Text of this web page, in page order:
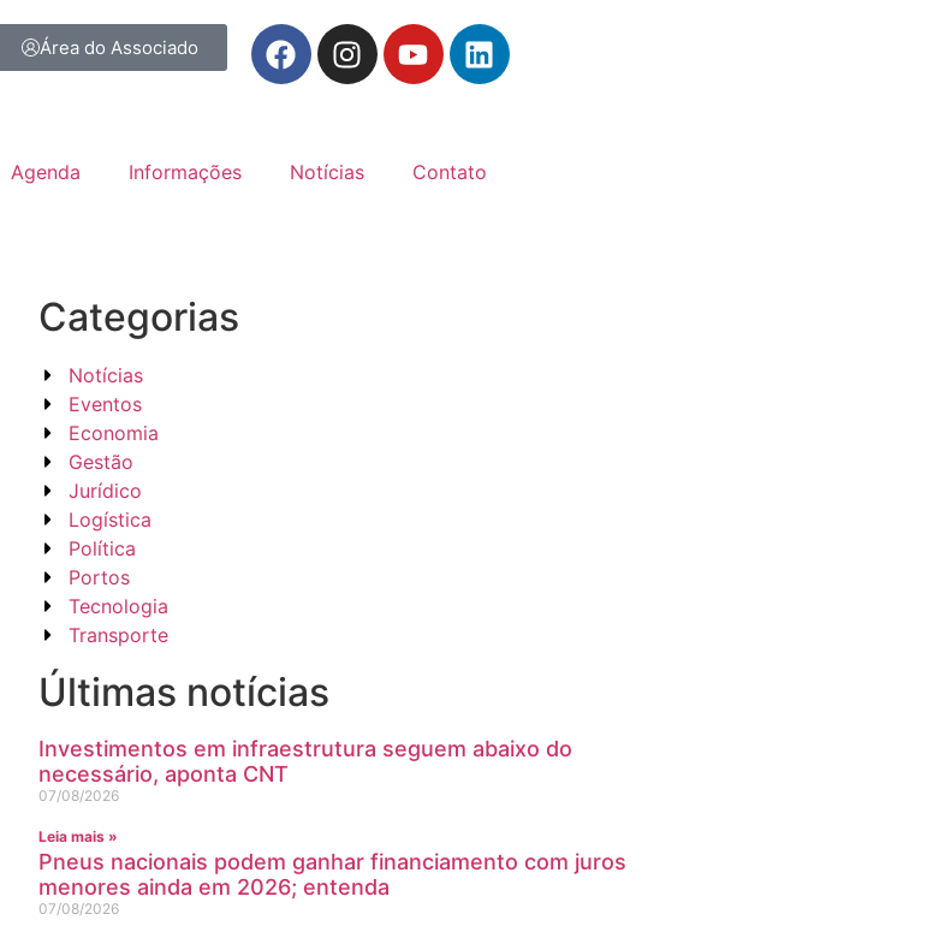
Área do Associado
Agenda Informações Notícias Contato
Categorias
Notícias
Eventos
Economia
Gestão
Jurídico
Logística
Política
Portos
Tecnologia
Transporte
Últimas notícias
Investimentos em infraestrutura seguem abaixo do
necessário, aponta CNT
07/08/2026
Leia mais »
Pneus nacionais podem ganhar financiamento com juros
menores ainda em 2026; entenda
07/08/2026